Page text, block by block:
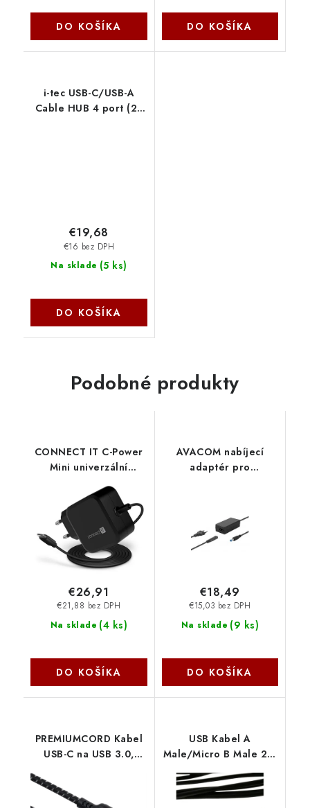
DO KOŠÍKA DO KOŠÍKA
i-tec USB-C/USB-A
Cable HUB 4 port (2x
Na sklade (5 ks)
€16 bez DPH
€19,68
DO KOŠÍKA
Podobné produkty
CONNECT IT C-Power
Mini univerzální
notebookový adaptér
USB-C, PD 67 W,
ČERNÝ CNP-1660-BK
Connect IT
Na sklade (4 ks)
€21,88 bez DPH
€26,91
DO KOŠÍKA
AVACOM nabíjecí
adaptér pro
2,5mm ADAC-12V-
A40W Avacom
Na sklade (9 ks)
€15,03 bez DPH
€18,49
DO KOŠÍKA
PREMIUMCORD Kabel
USB-C na USB 3.0,
PremiumCord
USB Kabel A
Male/Micro B Male 2.0
Black HQ 1,8m CCP-
mUSB2-AMBM-6
Gembird